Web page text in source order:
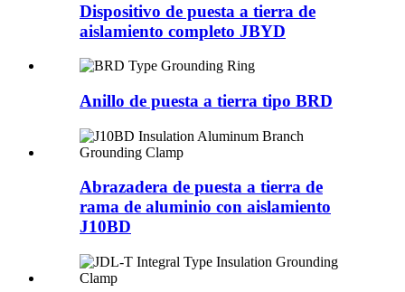
Dispositivo de puesta a tierra de
aislamiento completo JBYD
Anillo de puesta a tierra tipo BRD
Abrazadera de puesta a tierra de
rama de aluminio con aislamiento
J10BD